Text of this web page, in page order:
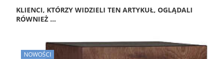
KLIENCI, KTÓRZY WIDZIELI TEN ARTYKUŁ, OGLĄDALI
RÓWNIEŻ ...
NOWOŚCI